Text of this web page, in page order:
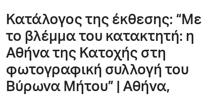
Κατάλογος της έκθεσης: “Με
το βλέμμα του κατακτητή: η
Αθήνα της Κατοχής στη
φωτογραφική συλλογή του
Βύρωνα Μήτου” | Αθήνα,